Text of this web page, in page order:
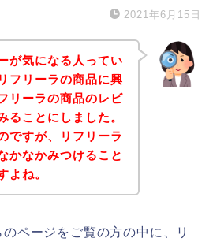
2021年6月15日
が気になる人ってい
フリーラの商品に興
リーラの商品のレビ
ることにしました。
ですが、リフリーラ
かなかみつけること
よね。
ページをご覧の方の中に、リ